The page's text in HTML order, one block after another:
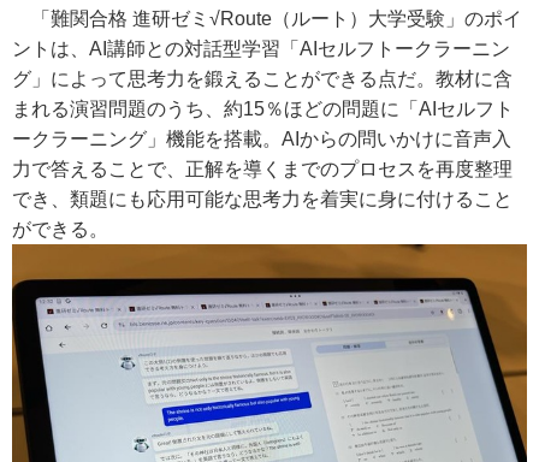
「難関合格 進研ゼミ√Route（ルート）大学受験」のポイ
ントは、AI講師との対話型学習「AIセルフトークラーニン
グ」によって思考力を鍛えることができる点だ。教材に含
まれる演習問題のうち、約15％ほどの問題に「AIセルフト
ークラーニング」機能を搭載。AIからの問いかけに音声入
力で答えることで、正解を導くまでのプロセスを再度整理
でき、類題にも応用可能な思考力を着実に身に付けること
ができる。